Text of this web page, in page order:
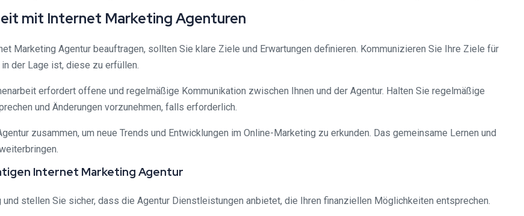
mit Internet Marketing Agenturen
Marketing Agentur beauftragen, sollten Sie klare Ziele und Erwartungen definieren. Kommunizieren Sie Ihre Ziele für
der Lage ist, diese zu erfüllen.
erfordert offene und regelmäßige Kommunikation zwischen Ihnen und der Agentur. Halten Sie regelmäßige
und Änderungen vorzunehmen, falls erforderlich.
zusammen, um neue Trends und Entwicklungen im Online-Marketing zu erkunden. Das gemeinsame Lernen und
Internet Marketing Agentur
stellen Sie sicher, dass die Agentur Dienstleistungen anbietet, die Ihren finanziellen Möglichkeiten entsprechen.